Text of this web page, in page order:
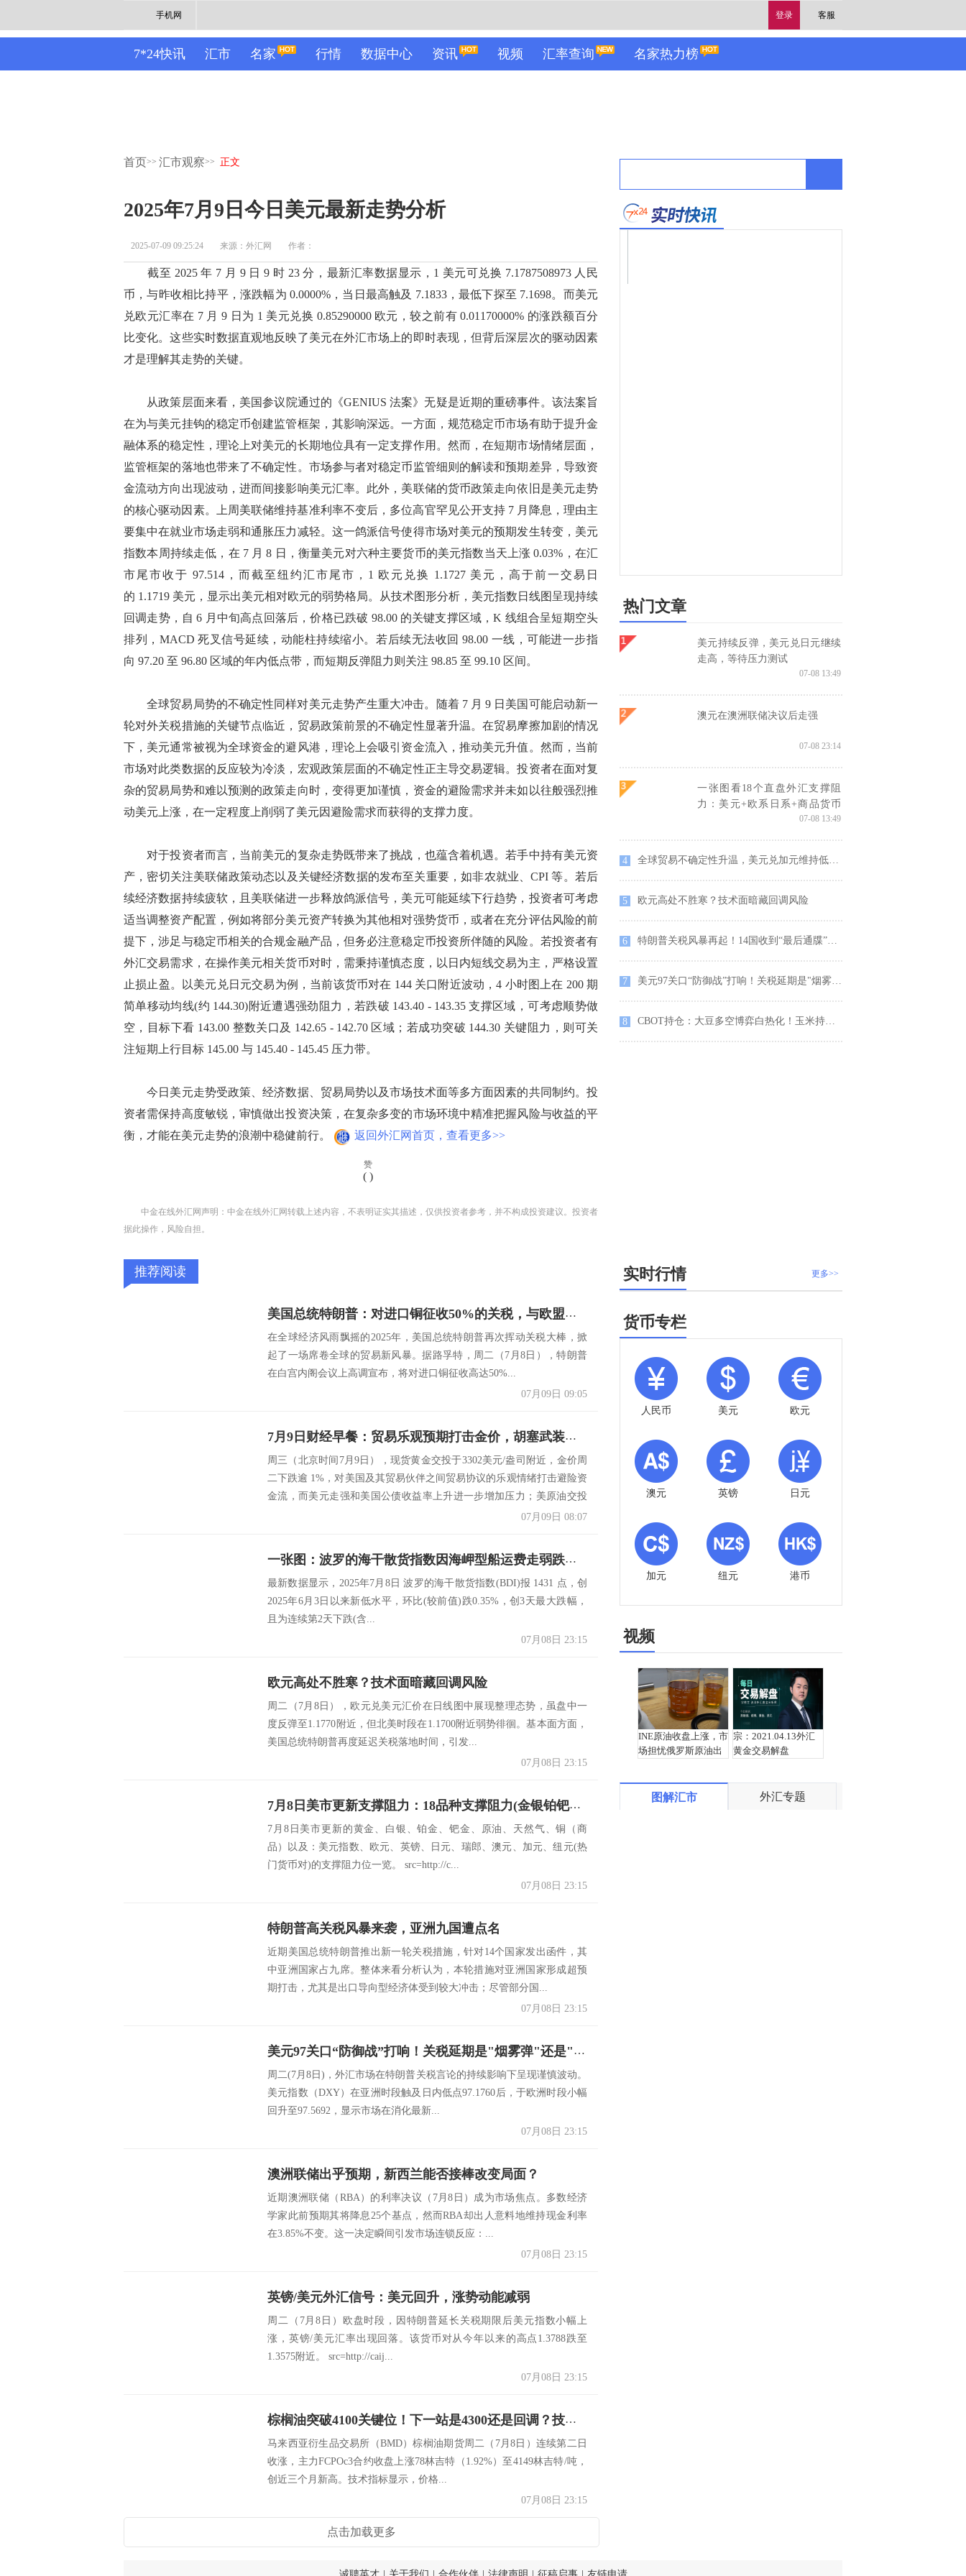
登录 客服
手机网
7*24快讯 汇市 名家 行情 数据中心 资讯 视频 汇率查询 名家热力榜
首页>> 汇市观察>> 正文
2025年7月9日今日美元最新走势分析
2025-07-09 09:25:24 来源：外汇网 作者：
截至 2025 年 7 月 9 日 9 时 23 分，最新汇率数据显示，1 美元可兑换 7.1787508973 人民
币，与昨收相比持平，涨跌幅为 0.0000%，当日最高触及 7.1833，最低下探至 7.1698。而美元
兑欧元汇率在 7 月 9 日为 1 美元兑换 0.85290000 欧元，较之前有 0.01170000% 的涨跌额百分
比变化。这些实时数据直观地反映了美元在外汇市场上的即时表现，但背后深层次的驱动因素
才是理解其走势的关键。​
从政策层面来看，美国参议院通过的《GENIUS 法案》无疑是近期的重磅事件。该法案旨
在为与美元挂钩的稳定币创建监管框架，其影响深远。一方面，规范稳定币市场有助于提升金
融体系的稳定性，理论上对美元的长期地位具有一定支撑作用。然而，在短期市场情绪层面，
监管框架的落地也带来了不确定性。市场参与者对稳定币监管细则的解读和预期差异，导致资
金流动方向出现波动，进而间接影响美元汇率。此外，美联储的货币政策走向依旧是美元走势
的核心驱动因素。上周美联储维持基准利率不变后，多位高官罕见公开支持 7 月降息，理由主
要集中在就业市场走弱和通胀压力减轻。这一鸽派信号使得市场对美元的预期发生转变，美元
指数本周持续走低，在 7 月 8 日，衡量美元对六种主要货币的美元指数当天上涨 0.03%，在汇
市尾市收于 97.514，而截至纽约汇市尾市，1 欧元兑换 1.1727 美元，高于前一交易日
的 1.1719 美元，显示出美元相对欧元的弱势格局。从技术图形分析，美元指数日线图呈现持续
回调走势，自 6 月中旬高点回落后，价格已跌破 98.00 的关键支撑区域，K 线组合呈短期空头
排列，MACD 死叉信号延续，动能柱持续缩小。若后续无法收回 98.00 一线，可能进一步指
向 97.20 至 96.80 区域的年内低点带，而短期反弹阻力则关注 98.85 至 99.10 区间。​
全球贸易局势的不确定性同样对美元走势产生重大冲击。随着 7 月 9 日美国可能启动新一
轮对外关税措施的关键节点临近，贸易政策前景的不确定性显著升温。在贸易摩擦加剧的情况
下，美元通常被视为全球资金的避风港，理论上会吸引资金流入，推动美元升值。然而，当前
市场对此类数据的反应较为冷淡，宏观政策层面的不确定性正主导交易逻辑。投资者在面对复
杂的贸易局势和难以预测的政策走向时，变得更加谨慎，资金的避险需求并未如以往般强烈推
动美元上涨，在一定程度上削弱了美元因避险需求而获得的支撑力度。​
对于投资者而言，当前美元的复杂走势既带来了挑战，也蕴含着机遇。若手中持有美元资
产，密切关注美联储政策动态以及关键经济数据的发布至关重要，如非农就业、CPI 等。若后
续经济数据持续疲软，且美联储进一步释放鸽派信号，美元可能延续下行趋势，投资者可考虑
适当调整资产配置，例如将部分美元资产转换为其他相对强势货币，或者在充分评估风险的前
提下，涉足与稳定币相关的合规金融产品，但务必注意稳定币投资所伴随的风险。若投资者有
外汇交易需求，在操作美元相关货币对时，需秉持谨慎态度，以日内短线交易为主，严格设置
止损止盈。以美元兑日元交易为例，当前该货币对在 144 关口附近波动，4 小时图上在 200 期
简单移动均线(约 144.30)附近遭遇强劲阻力，若跌破 143.40 - 143.35 支撑区域，可考虑顺势做
空，目标下看 143.00 整数关口及 142.65 - 142.70 区域；若成功突破 144.30 关键阻力，则可关
注短期上行目标 145.00 与 145.40 - 145.45 压力带。​
今日美元走势受政策、经济数据、贸易局势以及市场技术面等多方面因素的共同制约。投
资者需保持高度敏锐，审慎做出投资决策，在复杂多变的市场环境中精准把握风险与收益的平
衡，才能在美元走势的浪潮中稳健前行。
返回外汇网首页，查看更多>>
赞
( )
中金在线外汇网声明：中金在线外汇网转载上述内容，不表明证实其描述，仅供投资者参考，并不构成投资建议。投资者
据此操作，风险自担。
推荐阅读
美国总统特朗普：对进口铜征收50%的关税，与欧盟和中国的会谈进展顺利
在全球经济风雨飘摇的2025年，美国总统特朗普再次挥动关税大棒，掀
起了一场席卷全球的贸易新风暴。据路孚特，周二（7月8日），特朗普
在白宫内阁会议上高调宣布，将对进口铜征收高达50%...
07月09日 09:05
7月9日财经早餐：贸易乐观预期打击金价，胡塞武装再次袭击红海商船，油价升至两周最高
周三（北京时间7月9日），现货黄金交投于3302美元/盎司附近，金价周
二下跌逾 1%，对美国及其贸易伙伴之间贸易协议的乐观情绪打击避险资
金流，而美元走强和美国公债收益率上升进一步增加压力；美原油交投
07月09日 08:07
一张图：波罗的海干散货指数因海岬型船运费走弱跌至一个月低点
最新数据显示，2025年7月8日 波罗的海干散货指数(BDI)报 1431 点，创
2025年6月3日以来新低水平，环比(较前值)跌0.35%，创3天最大跌幅，
且为连续第2天下跌(含...
07月08日 23:15
欧元高处不胜寒？技术面暗藏回调风险
周二（7月8日），欧元兑美元汇价在日线图中展现整理态势，虽盘中一
度反弹至1.1770附近，但北美时段在1.1700附近弱势徘徊。基本面方面，
美国总统特朗普再度延迟关税落地时间，引发...
07月08日 23:15
7月8日美市更新支撑阻力：18品种支撑阻力(金银铂钯原油天然气铜及十大货币对)
7月8日美市更新的黄金、白银、铂金、钯金、原油、天然气、铜（商
品）以及：美元指数、欧元、英镑、日元、瑞郎、澳元、加元、纽元(热
门货币对)的支撑阻力位一览。 src=http://c...
07月08日 23:15
特朗普高关税风暴来袭，亚洲九国遭点名
近期美国总统特朗普推出新一轮关税措施，针对14个国家发出函件，其
中亚洲国家占九席。整体来看分析认为，本轮措施对亚洲国家形成超预
期打击，尤其是出口导向型经济体受到较大冲击；尽管部分国...
07月08日 23:15
美元97关口“防御战”打响！关税延期是"烟雾弹"还是"休战协议"？多空主力正在集结！
周二(7月8日)，外汇市场在特朗普关税言论的持续影响下呈现谨慎波动。
美元指数（DXY）在亚洲时段触及日内低点97.1760后，于欧洲时段小幅
回升至97.5692，显示市场在消化最新...
07月08日 23:15
澳洲联储出乎预期，新西兰能否接棒改变局面？
近期澳洲联储（RBA）的利率决议（7月8日）成为市场焦点。多数经济
学家此前预期其将降息25个基点，然而RBA却出人意料地维持现金利率
在3.85%不变。这一决定瞬间引发市场连锁反应：...
07月08日 23:15
英镑/美元外汇信号：美元回升，涨势动能减弱
周二（7月8日）欧盘时段，因特朗普延长关税期限后美元指数小幅上
涨，英镑/美元汇率出现回落。该货币对从今年以来的高点1.3788跌至
1.3575附近。 src=http://caij...
07月08日 23:15
棕榈油突破4100关键位！下一站是4300还是回调？技术面与基本面深度解析
马来西亚衍生品交易所（BMD）棕榈油期货周二（7月8日）连续第二日
收涨，主力FCPOc3合约收盘上涨78林吉特（1.92%）至4149林吉特/吨，
创近三个月新高。技术指标显示，价格...
07月08日 23:15
点击加载更多
热门文章
美元持续反弹，美元兑日元继续
走高，等待压力测试
07-08 13:49
澳元在澳洲联储决议后走强
07-08 23:14
一张图看18个直盘外汇支撑阻
力：美元+欧系日系+商品货币
+新兴货币(2025年7月8日)07-08 13:49
4 全球贸易不确定性升温，美元兑加元维持低位震荡
5 欧元高处不胜寒？技术面暗藏回调风险
6 特朗普关税风暴再起！14国收到“最后通牒”，与之前的关税威胁有何不同？
7 美元97关口“防御战”打响！关税延期是"烟雾弹"还是"休战协议"？多空主力正在集结！
8 CBOT持仓：大豆多空博弈白热化！玉米持仓暴露空头野心，破位倒计时？
更多>>
实时行情
货币专栏
人民币 美元 欧元
澳元 英镑 日元
加元 纽元 港币
视频
INE原油收盘上涨，市
场担忧俄罗斯原油出
宗：2021.04.13外汇
黄金交易解盘
图解汇市 外汇专题